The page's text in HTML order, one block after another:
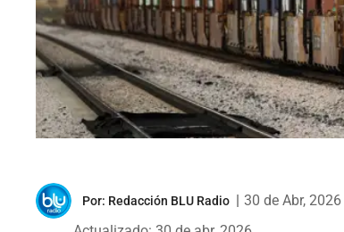
Por: Redacción BLU Radio
30 de Abr, 2026